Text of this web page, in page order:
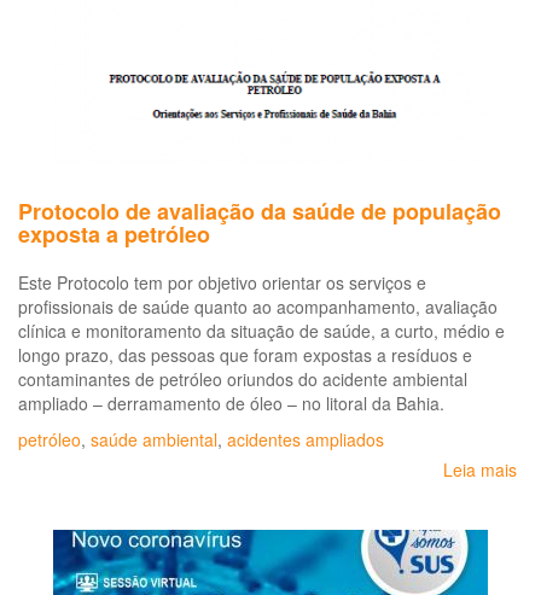
Protocolo de avaliação da saúde de população
exposta a petróleo
Este Protocolo tem por objetivo orientar os serviços e
profissionais de saúde quanto ao acompanhamento, avaliação
clínica e monitoramento da situação de saúde, a curto, médio e
longo prazo, das pessoas que foram expostas a resíduos e
contaminantes de petróleo oriundos do acidente ambiental
ampliado – derramamento de óleo – no litoral da Bahia.
petróleo, saúde ambiental, acidentes ampliados
Leia mais